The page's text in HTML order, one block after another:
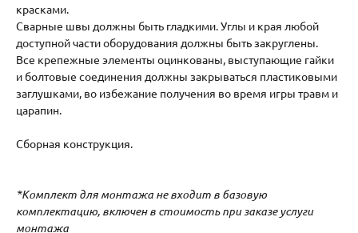
красками.
Сварные швы должны быть гладкими. Углы и края любой
доступной части оборудования должны быть закруглены.
Все крепежные элементы оцинкованы, выступающие гайки
и болтовые соединения должны закрываться пластиковыми
заглушками, во избежание получения во время игры травм и
царапин.
Сборная конструкция.
*Комплект для монтажа не входит в базовую
комплектацию, включен в стоимость при заказе услуги
монтажа